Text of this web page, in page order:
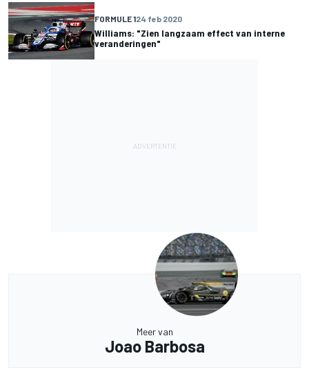
FORMULE 124 feb 2020
Williams: "Zien langzaam effect van interne
veranderingen"
Meer van
Joao Barbosa